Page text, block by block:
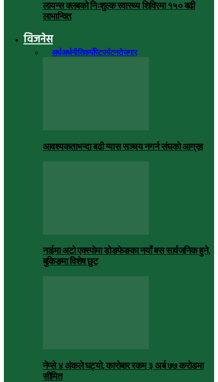
लायन्स क्लबको निःशुल्क स्वास्थ्य शिविरमा १५० बढी
लाभान्वित
विजनेस
अर्थअर्थनीतिकर्पोरेटपर्यटनरोजगार
आवश्यकताभन्दा बढी ग्यास सञ्चय नगर्न संघकाे आग्रह
नाईमा अटो एक्स्पोमा डोङफेङका नयाँ बस सार्वजनिक हुने,
बुकिङमा विशेष छुट
नेप्से ४ अंकले घट्यो, कारोबार रकम ३ अर्ब ७७ करोडमा
सीमित